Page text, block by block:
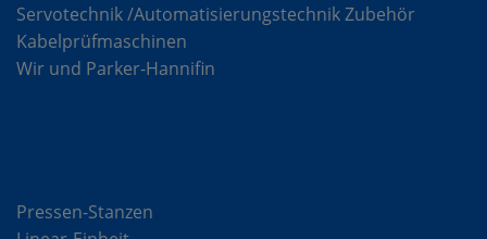
Servotechnik /Automatisierungstechnik Zubehör
Kabelprüfmaschinen
Wir und Parker-Hannifin
Pressen-Stanzen